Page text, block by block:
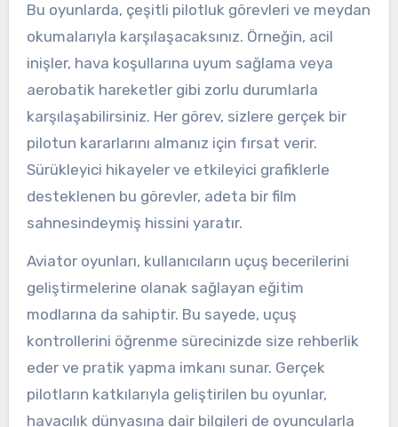
Bu oyunlarda, çeşitli pilotluk görevleri ve meydan
okumalarıyla karşılaşacaksınız. Örneğin, acil
inişler, hava koşullarına uyum sağlama veya
aerobatik hareketler gibi zorlu durumlarla
karşılaşabilirsiniz. Her görev, sizlere gerçek bir
pilotun kararlarını almanız için fırsat verir.
Sürükleyici hikayeler ve etkileyici grafiklerle
desteklenen bu görevler, adeta bir film
sahnesindeymiş hissini yaratır.
Aviator oyunları, kullanıcıların uçuş becerilerini
geliştirmelerine olanak sağlayan eğitim
modlarına da sahiptir. Bu sayede, uçuş
kontrollerini öğrenme sürecinizde size rehberlik
eder ve pratik yapma imkanı sunar. Gerçek
pilotların katkılarıyla geliştirilen bu oyunlar,
havacılık dünyasına dair bilgileri de oyuncularla